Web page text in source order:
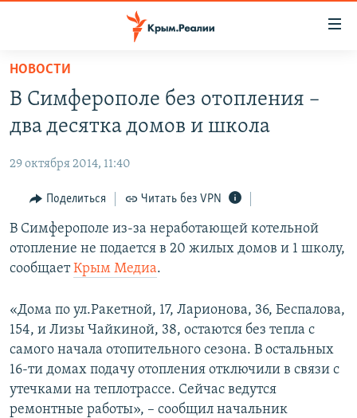
Вернуться
основному
содержанию
навигации
Вернутся
поиску
НОВОСТИ
СПЕЦПРОЕКТЫ
КАРТА ВОЕННЫХ ОБЪЕКТОВ КРЫМА
11 ЛЕТ ОККУПАЦИИ КРЫМА. 11 ИСТОРИЙ СОПРОТИВЛЕНИЯ
ИСТОРИЯ
ЕЩЕ
ИНТЕРАКТИВ
СОВЕТЫ ПРАВОЗАЩИТНИКОВ
ПОБЕДИТЕЛЕЙ НЕ СУДЯТ?
КРЫМ.НЕПОКОРЕННЫЙ
РАДІО СВОБОДА
КАК ОБОЙТИ БЛОКИРОВКУ
Qırımtatar
ПРИСОЕДИНЯЙТЕСЬ!
НОВОСТИ
В Симферополе без отопления –
два десятка домов и школа
29 октября 2014, 11:40
Поделиться Читать без VPN
В Симферополе из-за неработающей котельной
отопление не подается в 20 жилых домов и 1 школу,
сообщаетКрым Медиа.
«Дома по ул.Ракетной, 17, Ларионова, 36, Беспалова,
154, и Лизы Чайкиной, 38, остаются без тепла с
самого начала отопительного сезона. В остальных
16-ти домах подачу отопления отключили в связи с
утечками на теплотрассе. Сейчас ведутся
ремонтные работы», – сообщил начальник